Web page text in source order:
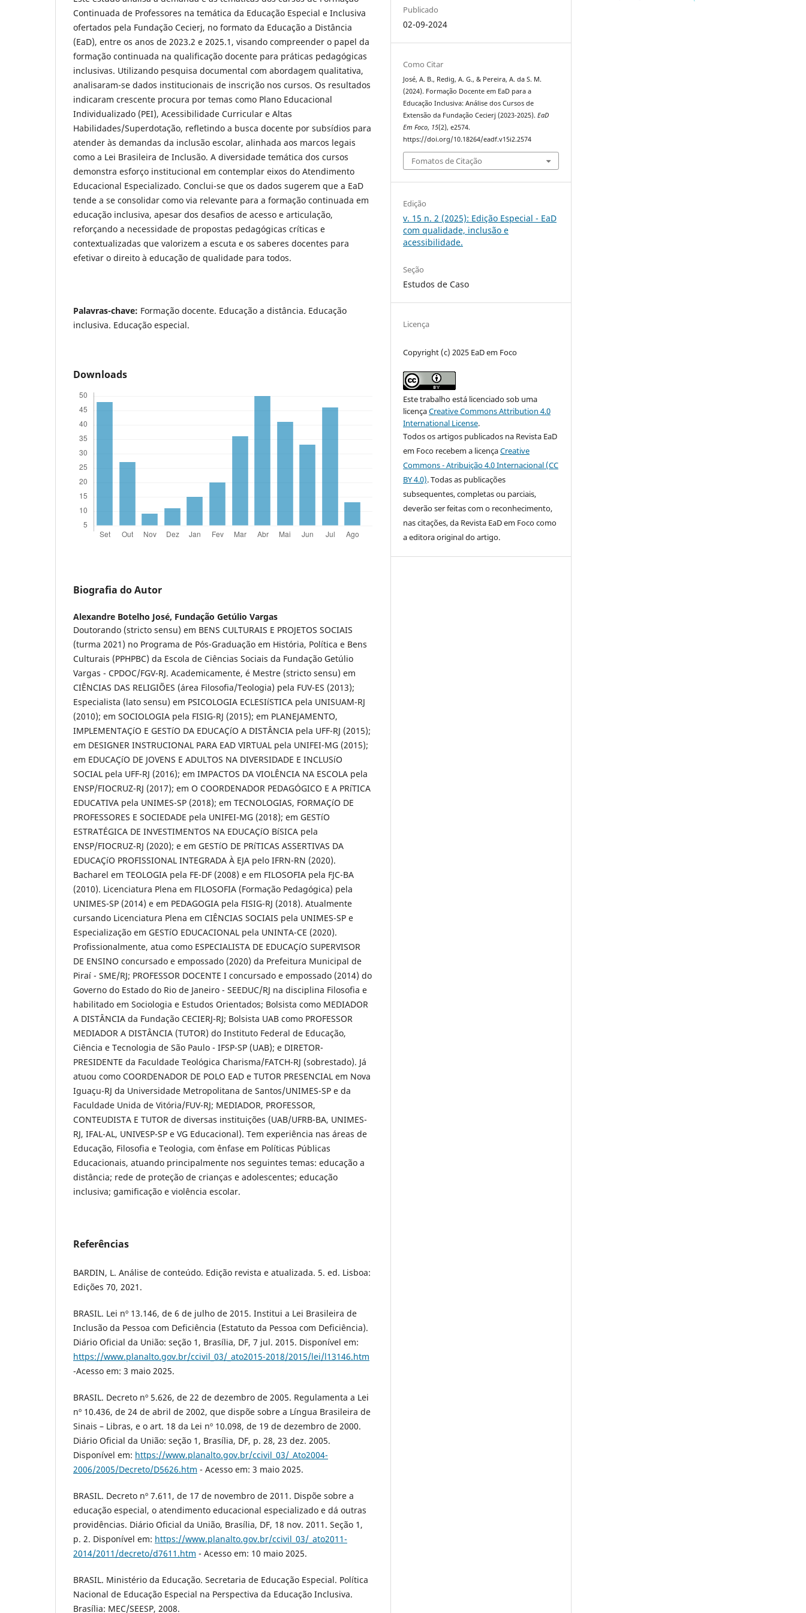
Continuada de Professores na temática da Educação Especial e Inclusiva
ofertados pela Fundação Cecierj, no formato da Educação a Distância
(EaD), entre os anos de 2023.2 e 2025.1, visando compreender o papel da
formação continuada na qualificação docente para práticas pedagógicas
inclusivas. Utilizando pesquisa documental com abordagem qualitativa,
analisaram-se dados institucionais de inscrição nos cursos. Os resultados
indicaram crescente procura por temas como Plano Educacional
Individualizado (PEI), Acessibilidade Curricular e Altas
Habilidades/Superdotação, refletindo a busca docente por subsídios para
atender às demandas da inclusão escolar, alinhada aos marcos legais
como a Lei Brasileira de Inclusão. A diversidade temática dos cursos
demonstra esforço institucional em contemplar eixos do Atendimento
Educacional Especializado. Conclui-se que os dados sugerem que a EaD
tende a se consolidar como via relevante para a formação continuada em
educação inclusiva, apesar dos desafios de acesso e articulação,
reforçando a necessidade de propostas pedagógicas críticas e
contextualizadas que valorizem a escuta e os saberes docentes para
efetivar o direito à educação de qualidade para todos.
Palavras-chave: Formação docente. Educação a distância. Educação
inclusiva. Educação especial.
Downloads
Biografia do Autor
Alexandre Botelho José, Fundação Getúlio Vargas
Doutorando (stricto sensu) em BENS CULTURAIS E PROJETOS SOCIAIS
(turma 2021) no Programa de Pós-Graduação em História, Polí­tica e Bens
Culturais (PPHPBC) da Escola de Ciências Sociais da Fundação Getúlio
Vargas - CPDOC/FGV-RJ. Academicamente, é Mestre (stricto sensu) em
CIÊNCIAS DAS RELIGIÕES (área Filosofia/Teologia) pela FUV-ES (2013);
Especialista (lato sensu) em PSICOLOGIA ECLESIíSTICA pela UNISUAM-RJ
(2010); em SOCIOLOGIA pela FISIG-RJ (2015); em PLANEJAMENTO,
IMPLEMENTAÇíO E GESTíO DA EDUCAÇíO A DISTÂNCIA pela UFF-RJ (2015);
em DESIGNER INSTRUCIONAL PARA EAD VIRTUAL pela UNIFEI-MG (2015);
em EDUCAÇíO DE JOVENS E ADULTOS NA DIVERSIDADE E INCLUSíO
SOCIAL pela UFF-RJ (2016); em IMPACTOS DA VIOLÊNCIA NA ESCOLA pela
ENSP/FIOCRUZ-RJ (2017); em O COORDENADOR PEDAGÓGICO E A PRíTICA
EDUCATIVA pela UNIMES-SP (2018); em TECNOLOGIAS, FORMAÇíO DE
PROFESSORES E SOCIEDADE pela UNIFEI-MG (2018); em GESTíO
ESTRATÉGICA DE INVESTIMENTOS NA EDUCAÇíO BíSICA pela
ENSP/FIOCRUZ-RJ (2020); e em GESTíO DE PRíTICAS ASSERTIVAS DA
EDUCAÇíO PROFISSIONAL INTEGRADA À EJA pelo IFRN-RN (2020).
Bacharel em TEOLOGIA pela FE-DF (2008) e em FILOSOFIA pela FJC-BA
(2010). Licenciatura Plena em FILOSOFIA (Formação Pedagógica) pela
UNIMES-SP (2014) e em PEDAGOGIA pela FISIG-RJ (2018). Atualmente
cursando Licenciatura Plena em CIÊNCIAS SOCIAIS pela UNIMES-SP e
Especialização em GESTíO EDUCACIONAL pela UNINTA-CE (2020).
Profissionalmente, atua como ESPECIALISTA DE EDUCAÇíO SUPERVISOR
DE ENSINO concursado e empossado (2020) da Prefeitura Municipal de
Piraí­ - SME/RJ; PROFESSOR DOCENTE I concursado e empossado (2014) do
Governo do Estado do Rio de Janeiro - SEEDUC/RJ na disciplina Filosofia e
habilitado em Sociologia e Estudos Orientados; Bolsista como MEDIADOR
A DISTÂNCIA da Fundação CECIERJ-RJ; Bolsista UAB como PROFESSOR
MEDIADOR A DISTÂNCIA (TUTOR) do Instituto Federal de Educação,
Ciência e Tecnologia de São Paulo - IFSP-SP (UAB); e DIRETOR-
PRESIDENTE da Faculdade Teológica Charisma/FATCH-RJ (sobrestado). Já
atuou como COORDENADOR DE POLO EAD e TUTOR PRESENCIAL em Nova
Iguaçu-RJ da Universidade Metropolitana de Santos/UNIMES-SP e da
Faculdade Unida de Vitória/FUV-RJ; MEDIADOR, PROFESSOR,
CONTEUDISTA E TUTOR de diversas instituições (UAB/UFRB-BA, UNIMES-
RJ, IFAL-AL, UNIVESP-SP e VG Educacional). Tem experiência nas áreas de
Educação, Filosofia e Teologia, com ênfase em Polí­ticas Públicas
Educacionais, atuando principalmente nos seguintes temas: educação a
distância; rede de proteção de crianças e adolescentes; educação
inclusiva; gamificação e violência escolar.
Referências
BARDIN, L. Análise de conteúdo. Edição revista e atualizada. 5. ed. Lisboa:
Edições 70, 2021.
BRASIL. Lei nº 13.146, de 6 de julho de 2015. Institui a Lei Brasileira de
Inclusão da Pessoa com Deficiência (Estatuto da Pessoa com Deficiência).
Diário Oficial da União: seção 1, Brasília, DF, 7 jul. 2015. Disponível em:
https://www.planalto.gov.br/ccivil_03/_ato2015-2018/2015/lei/l13146.htm
-Acesso em: 3 maio 2025.
BRASIL. Decreto nº 5.626, de 22 de dezembro de 2005. Regulamenta a Lei
nº 10.436, de 24 de abril de 2002, que dispõe sobre a Língua Brasileira de
Sinais – Libras, e o art. 18 da Lei nº 10.098, de 19 de dezembro de 2000.
Diário Oficial da União: seção 1, Brasília, DF, p. 28, 23 dez. 2005.
Disponível em: https://www.planalto.gov.br/ccivil_03/_Ato2004-
2006/2005/Decreto/D5626.htm - Acesso em: 3 maio 2025.
BRASIL. Decreto nº 7.611, de 17 de novembro de 2011. Dispõe sobre a
educação especial, o atendimento educacional especializado e dá outras
providências. Diário Oficial da União, Brasília, DF, 18 nov. 2011. Seção 1,
p. 2. Disponível em: https://www.planalto.gov.br/ccivil_03/_ato2011-
2014/2011/decreto/d7611.htm - Acesso em: 10 maio 2025.
BRASIL. Ministério da Educação. Secretaria de Educação Especial. Política
Nacional de Educação Especial na Perspectiva da Educação Inclusiva.
Brasília: MEC/SEESP, 2008.
Publicado
02-09-2024
Como Citar
José, A. B., Redig, A. G., & Pereira, A. da S. M.
(2024). Formação Docente em EaD para a
Educação Inclusiva: Análise dos Cursos de
Extensão da Fundação Cecierj (2023-2025).EaD
Em Foco, 15(2), e2574.
https://doi.org/10.18264/eadf.v15i2.2574
Fomatos de Citação
Edição
v. 15 n. 2 (2025): Edição Especial - EaD
com qualidade, inclusão e
acessibilidade.
Seção
Estudos de Caso
Licença
Copyright (c) 2025 EaD em Foco
Este trabalho está licenciado sob uma
licençaCreative Commons Attribution 4.0
International License.
Todos os artigos publicados na Revista EaD
em Foco recebem a licençaCreative
Commons - Atribuição 4.0 Internacional (CC
BY 4.0). Todas as publicações
subsequentes, completas ou parciais,
deverão ser feitas com o reconhecimento,
nas citações, da Revista EaD em Foco como
a editora original do artigo.